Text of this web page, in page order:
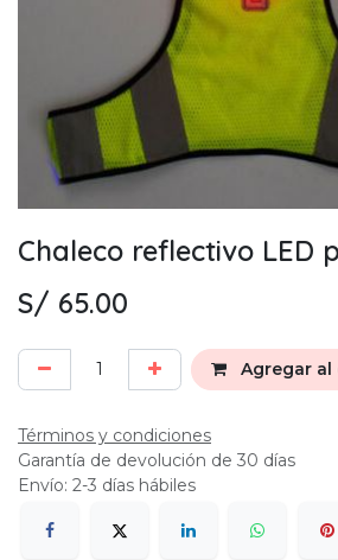
Chaleco reflectivo LED
S/ 65.00
Agregar
Términos y condiciones
Garantía de devolución de 30 días
Envío: 2-3 días hábiles